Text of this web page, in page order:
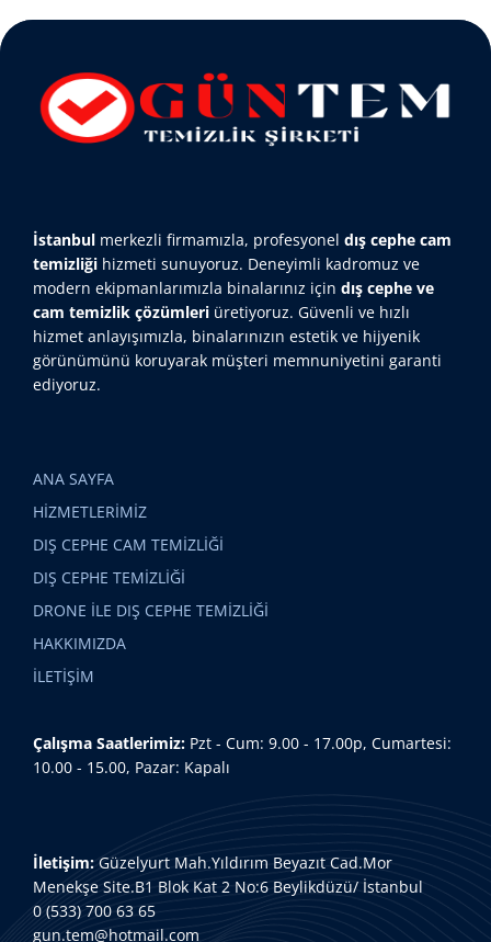
İstanbul merkezli firmamızla, profesyonel dış cephe cam
temizliği hizmeti sunuyoruz. Deneyimli kadromuz ve
modern ekipmanlarımızla binalarınız için dış cephe ve
cam temizlik çözümleri üretiyoruz. Güvenli ve hızlı
hizmet anlayışımızla, binalarınızın estetik ve hijyenik
görünümünü koruyarak müşteri memnuniyetini garanti
ediyoruz.
ANA SAYFA
HİZMETLERİMİZ
DIŞ CEPHE CAM TEMİZLİĞİ
DIŞ CEPHE TEMİZLİĞİ
DRONE İLE DIŞ CEPHE TEMİZLİĞİ
HAKKIMIZDA
İLETİŞİM
Çalışma Saatlerimiz: Pzt - Cum: 9.00 - 17.00p, Cumartesi:
10.00 - 15.00, Pazar: Kapalı
İletişim: Güzelyurt Mah.Yıldırım Beyazıt Cad.Mor
Menekşe Site.B1 Blok Kat 2 No:6 Beylikdüzü/ İstanbul
0 (533) 700 63 65
gun.tem@hotmail.com